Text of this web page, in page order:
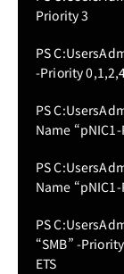
Priority 3
PS
-Priority
PS
Name
PS
Name
PS
“SMB” -
ETS